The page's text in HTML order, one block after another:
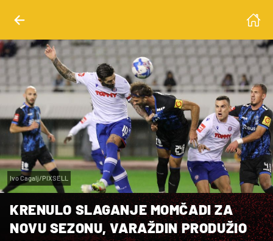
Ivo Cagalj/PIXSELL
KRENULO SLAGANJE MOMČADI ZA
NOVU SEZONU, VARAŽDIN PRODUŽIO